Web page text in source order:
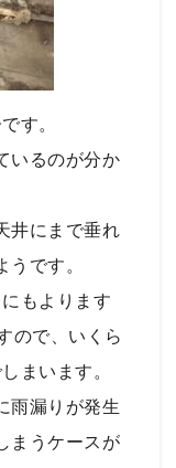
す。
いるのが分か
井にまで垂れ
うです。
もよります
ので、いくら
まいます。
雨漏りが発生
まうケースが